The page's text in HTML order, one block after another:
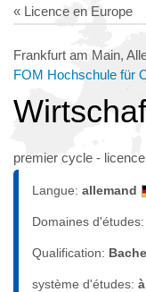
« Licence en Europe
Frankfurt am Main,
FOM Hochschule für
premier cycle - licence
Langue: allemand
Domaines d'études:
Qualification:
système d'études: